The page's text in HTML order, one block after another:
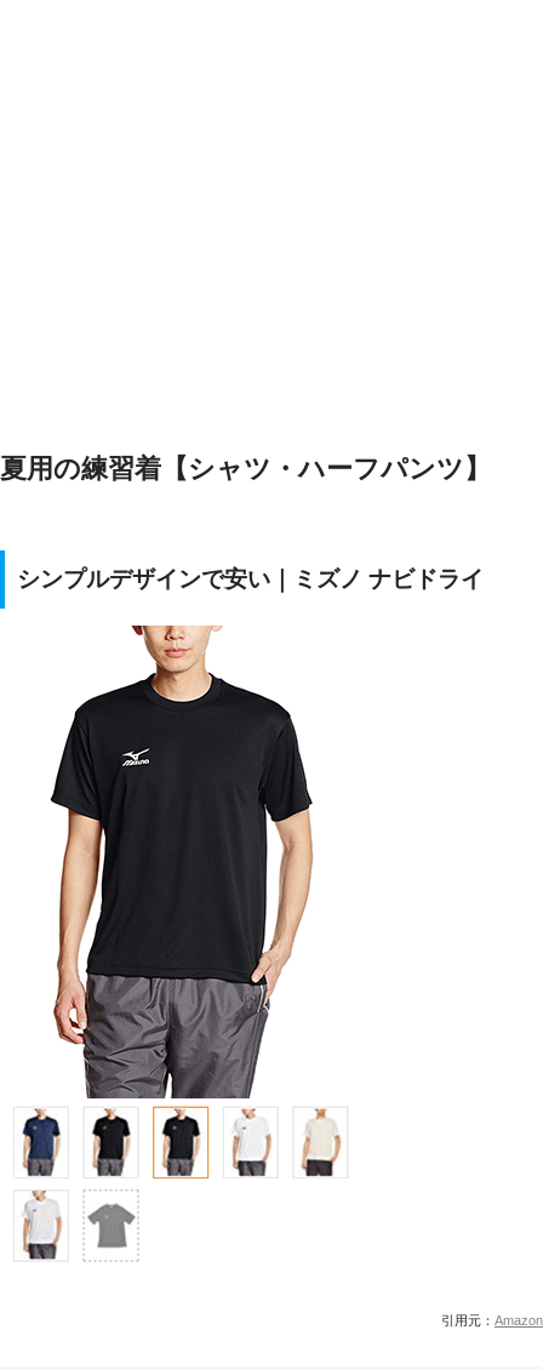
夏用の練習着【シャツ・ハーフパンツ】
シンプルデザインで安い｜ミズノ ナビドライ
引用元： Amazon